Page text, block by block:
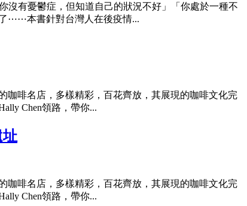
有憂鬱症，但知道自己的狀況不好」「你處於一種不
⋯⋯本書針對台灣人在後疫情...
咖啡名店，多樣精彩，百花齊放，其展現的咖啡文化完
Chen領路，帶你...
址
咖啡名店，多樣精彩，百花齊放，其展現的咖啡文化完
Chen領路，帶你...